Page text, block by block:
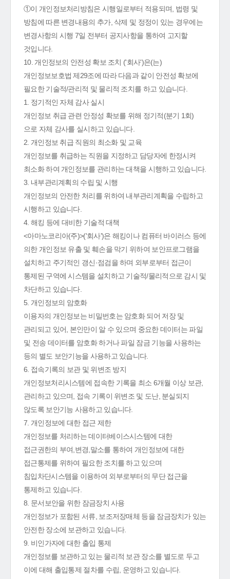
①이 개인정보처리방침은 시행일로부터 적용되며, 법령 및
방침에 따른 변경내용의 추가, 삭제 및 정정이 있는 경우에는
변경사항의 시행 7일 전부터 공지사항을 통하여 고지할
것입니다.
10. 개인정보의 안전성 확보 조치 ('회사')은(는)
개인정보보호법 제29조에 따라 다음과 같이 안전성 확보에
필요한 기술적/관리적 및 물리적 조치를 하고 있습니다.
1. 정기적인 자체 감사 실시
개인정보 취급 관련 안정성 확보를 위해 정기적(분기 1회)
으로 자체 감사를 실시하고 있습니다.
2. 개인정보 취급 직원의 최소화 및 교육
개인정보를 취급하는 직원을 지정하고 담당자에 한정시켜
최소화 하여 개인정보를 관리하는 대책을 시행하고 있습니다.
3. 내부관리계획의 수립 및 시행
개인정보의 안전한 처리를 위하여 내부관리계획을 수립하고
시행하고 있습니다.
4. 해킹 등에 대비한 기술적 대책
<아마노코리아(주)>('회사')은 해킹이나 컴퓨터 바이러스 등에
의한 개인정보 유출 및 훼손을 막기 위하여 보안프로그램을
설치하고 주기적인 갱신·점검을 하며 외부로부터 접근이
통제된 구역에 시스템을 설치하고 기술적/물리적으로 감시 및
차단하고 있습니다.
5. 개인정보의 암호화
이용자의 개인정보는 비밀번호는 암호화 되어 저장 및
관리되고 있어, 본인만이 알 수 있으며 중요한 데이터는 파일
및 전송 데이터를 암호화 하거나 파일 잠금 기능을 사용하는
등의 별도 보안기능을 사용하고 있습니다.
6. 접속기록의 보관 및 위변조 방지
개인정보처리시스템에 접속한 기록을 최소 6개월 이상 보관,
관리하고 있으며, 접속 기록이 위변조 및 도난, 분실되지
않도록 보안기능 사용하고 있습니다.
7. 개인정보에 대한 접근 제한
개인정보를 처리하는 데이터베이스시스템에 대한
접근권한의 부여,변경,말소를 통하여 개인정보에 대한
접근통제를 위하여 필요한 조치를 하고 있으며
침입차단시스템을 이용하여 외부로부터의 무단 접근을
통제하고 있습니다.
8. 문서보안을 위한 잠금장치 사용
개인정보가 포함된 서류, 보조저장매체 등을 잠금장치가 있는
안전한 장소에 보관하고 있습니다.
9. 비인가자에 대한 출입 통제
개인정보를 보관하고 있는 물리적 보관 장소를 별도로 두고
이에 대해 출입통제 절차를 수립, 운영하고 있습니다.